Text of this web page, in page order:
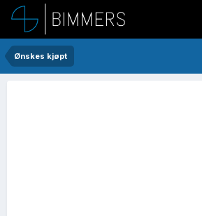
Ønskes kjøpt